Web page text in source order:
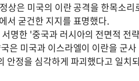
상은 미국의 이란 공격을 한목소리
서 굳건한 지지를 표명했다.
명한 '중국과 러시아의 전면적 전
은 미국과 이스라엘이 이란을 군
안정을 심각하게 파괴했다고 일치